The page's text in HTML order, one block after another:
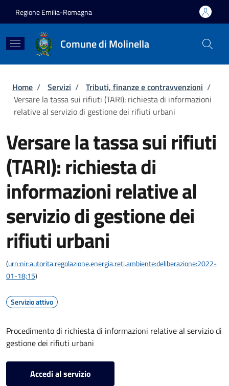
Regione Emilia-Romagna
Comune di Molinella
Briciole di pane
Home / Servizi / Tributi, finanze e contravvenzioni /
Versare la tassa sui rifiuti (TARI): richiesta di informazioni
relative al servizio di gestione dei rifiuti urbani
Versare la tassa sui rifiuti
(TARI): richiesta di
informazioni relative al
servizio di gestione dei
rifiuti urbani
(urn:nir:autorita.regolazione.energia.reti.ambiente:deliberazione:2022-
01-18;15)
Servizio attivo
Procedimento di richiesta di informazioni relative al servizio di
gestione dei rifiuti urbani
Accedi al servizio